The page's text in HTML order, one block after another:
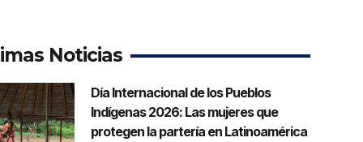
Noticias
Día Internacional de los Pueblos
Indígenas 2026: Las mujeres que
protegen la partería en Latinoamérica